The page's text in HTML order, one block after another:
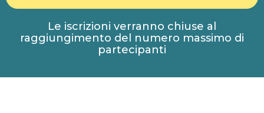
Le iscrizioni verranno chiuse al
raggiungimento del numero massimo di
partecipanti